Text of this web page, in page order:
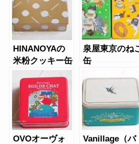
HINANOYAの
米粉クッキー缶
泉屋東京のね
缶
OVOオーヴォ
Vanillage（バ